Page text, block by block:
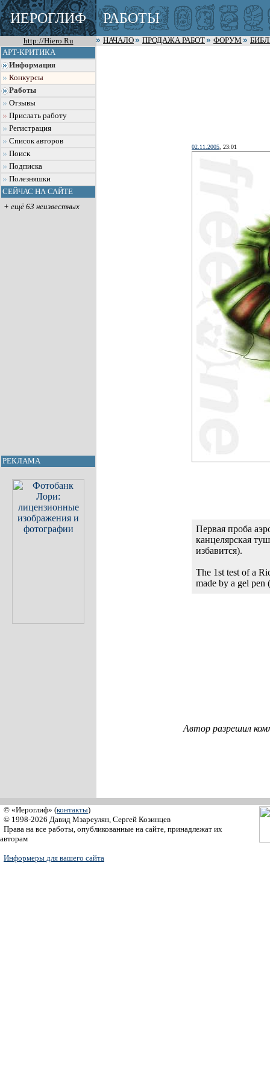
ИЕРОГЛИФ РАБОТЫ
http://Hiero.Ru НАЧАЛО ПРОДАЖА РАБОТ ФОРУМ
АРТ-КРИТИКА
Информация
Конкурсы
Работы
Отзывы
Прислать работу
Регистрация
Список авторов
Поиск
Подписка
Полезняшки
СЕЙЧАС НА САЙТЕ
+ ещё 63 неизвестных
РЕКЛАМА
02.11.2005 , 23:01
Первая проба
канцелярская
избавится).
The 1st test of a
made by a gel
Автор разрешил
© «Иероглиф» (контакты)
© 1998-2026 Давид Мзареулян, Сергей Козинцев
Права на все работы, опубликованные на сайте, принадлежат их
авторам
Информеры для вашего сайта